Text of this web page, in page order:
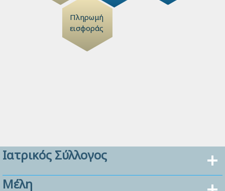
Πληρωμή
εισφοράς
Ιατρικός Σύλλογος
Μέλη